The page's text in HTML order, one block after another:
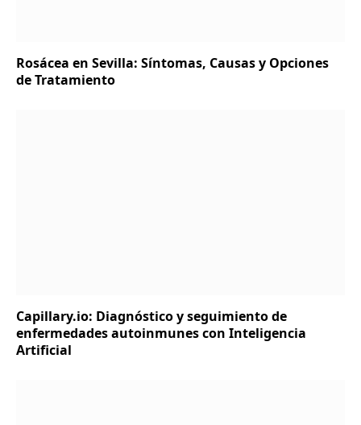
Rosácea en Sevilla: Síntomas, Causas y Opciones
de Tratamiento
Capillary.io: Diagnóstico y seguimiento de
enfermedades autoinmunes con Inteligencia
Artificial